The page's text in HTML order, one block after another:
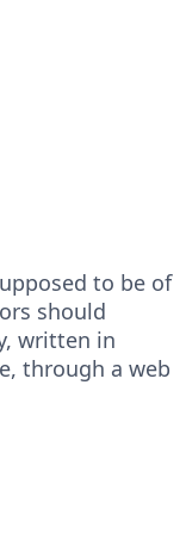
to be of
should
written in
through a web